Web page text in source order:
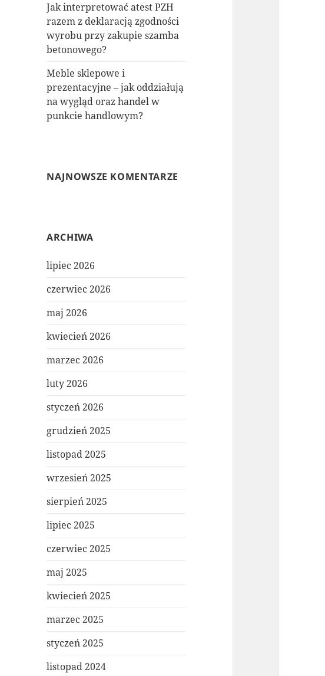
Jak interpretować atest PZH
razem z deklaracją zgodności
wyrobu przy zakupie szamba
betonowego?
Meble sklepowe i
prezentacyjne – jak oddziałują
na wygląd oraz handel w
punkcie handlowym?
NAJNOWSZE KOMENTARZE
ARCHIWA
lipiec 2026
czerwiec 2026
maj 2026
kwiecień 2026
marzec 2026
luty 2026
styczeń 2026
grudzień 2025
listopad 2025
wrzesień 2025
sierpień 2025
lipiec 2025
czerwiec 2025
maj 2025
kwiecień 2025
marzec 2025
styczeń 2025
listopad 2024